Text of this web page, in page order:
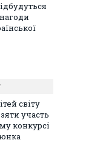
світу
участь
конкурсі